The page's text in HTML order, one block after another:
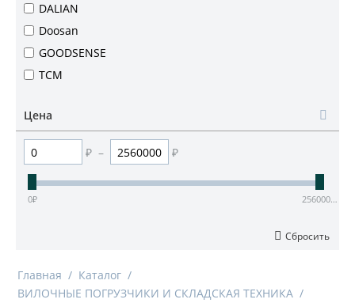
DALIAN
Doosan
GOODSENSE
TCM
Цена
₽ – ₽
0₽ 2560000 ₽
Сбросить
Главная / Каталог /
ВИЛОЧНЫЕ ПОГРУЗЧИКИ И СКЛАДСКАЯ ТЕХНИКА /